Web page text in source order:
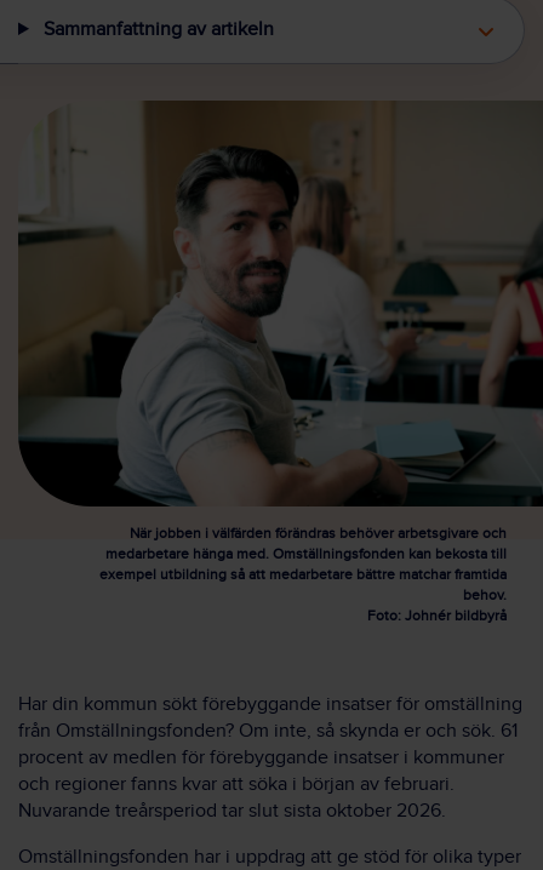
Sammanfattning av artikeln
När jobben i välfärden förändras behöver arbetsgivare och
medarbetare hänga med. Omställningsfonden kan bekosta till
exempel utbildning så att medarbetare bättre matchar framtida
behov.
Foto: Johnér bildbyrå
Har din kommun sökt förebyggande insatser för omställning
från Omställningsfonden? Om inte, så skynda er och sök. 61
procent av medlen för förebyggande insatser i kommuner
och regioner fanns kvar att söka i början av februari.
Nuvarande treårsperiod tar slut sista oktober 2026.
Omställningsfonden har i uppdrag att ge stöd för olika typer